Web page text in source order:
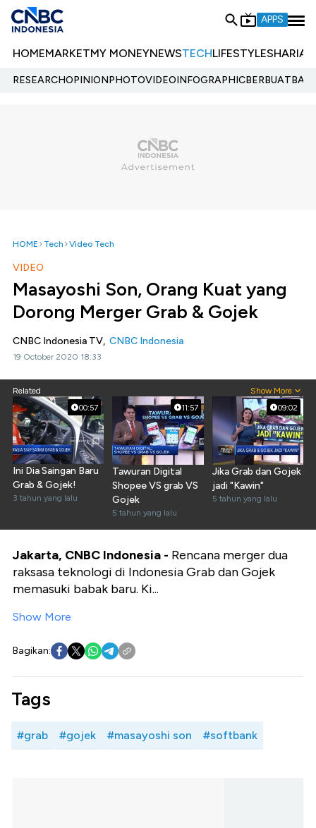
APPS
HOMEMARKETMY MONEYNEWSTECHLIFESTYLESHARIA
RESEARCHOPINIONPHOTOVIDEOINFOGRAPHIC
HOME Tech Video Tech
VIDEO
Masayoshi Son, Orang Kuat yang
Dorong Merger Grab & Gojek
CNBC Indonesia TV, CNBC Indonesia
19 October 2020 18:33
Related Show More
00:57
Ini Dia Saingan Baru
Grab & Gojek!
3 tahun yang lalu
11:57
Tawuran Digital
Shopee VS grab VS
Gojek
5 tahun yang lalu
09:02
Jika Grab dan Gojek
jadi "Kawin"
5 tahun yang lalu
Jakarta, CNBC Indonesia - Rencana merger dua
raksasa teknologi di Indonesia Grab dan Gojek
memasuki babak baru. Ki...
Show More
Bagikan:
Tags
#grab #gojek #masayoshi son #softbank